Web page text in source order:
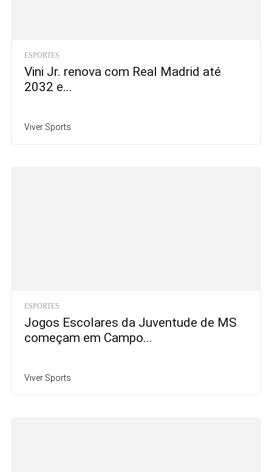
ESPORTES
Vini Jr. renova com Real Madrid até
2032 e...
Viver Sports
ESPORTES
Jogos Escolares da Juventude de MS
começam em Campo...
Viver Sports